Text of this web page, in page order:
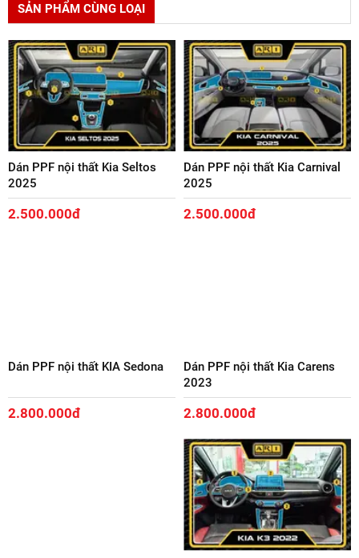
SẢN PHẨM CÙNG LOẠI
Dán PPF nội thất Kia Seltos
2025
2.500.000đ
Dán PPF nội thất Kia Carnival
2025
2.500.000đ
Dán PPF nội thất KIA Sedona
2.800.000đ
Dán PPF nội thất Kia Carens
2023
2.800.000đ